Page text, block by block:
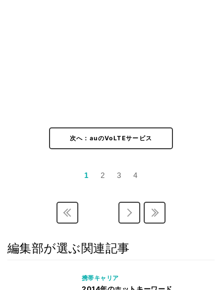
次へ：auのVoLTEサービス
1 2 3 4
編集部が選ぶ関連記事
携帯キャリア